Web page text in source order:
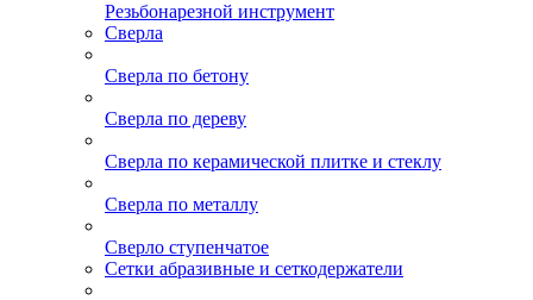
Резьбонарезной инструмент
Сверла
Сверла по бетону
Сверла по дереву
Сверла по керамической плитке и стеклу
Сверла по металлу
Сверло ступенчатое
Сетки абразивные и сеткодержатели